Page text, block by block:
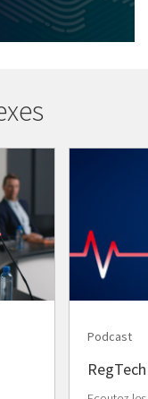
Podcast